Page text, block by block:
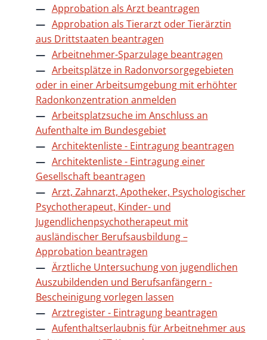
Approbation als Arzt beantragen
Approbation als Tierarzt oder Tierärztin
aus Drittstaaten beantragen
Arbeitnehmer-Sparzulage beantragen
Arbeitsplätze in Radonvorsorgegebieten
oder in einer Arbeitsumgebung mit erhöhter
Radonkonzentration anmelden
Arbeitsplatzsuche im Anschluss an
Aufenthalte im Bundesgebiet
Architektenliste - Eintragung beantragen
Architektenliste - Eintragung einer
Gesellschaft beantragen
Arzt, Zahnarzt, Apotheker, Psychologischer
Psychotherapeut, Kinder- und
Jugendlichenpsychotherapeut mit
ausländischer Berufsausbildung –
Approbation beantragen
Ärztliche Untersuchung von jugendlichen
Auszubildenden und Berufsanfängern -
Bescheinigung vorlegen lassen
Arztregister - Eintragung beantragen
Aufenthaltserlaubnis für Arbeitnehmer aus